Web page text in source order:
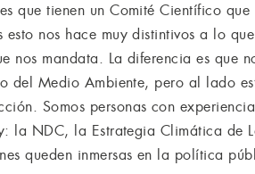
que tienen un Comité Científico
esto nos hace muy distintivos a lo
nos mandata. La diferencia es que
del Medio Ambiente, pero al lado
Somos personas con
la NDC, la Estrategia Climática
queden inmersas en la política